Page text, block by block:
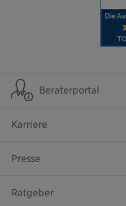
Beraterportal
Karriere
Presse
Ratgeber